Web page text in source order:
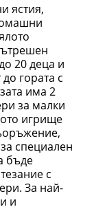
ястия,
20 деца и
гората с
има 2
за малки
игрище
специален
бъде
с
За най-
и